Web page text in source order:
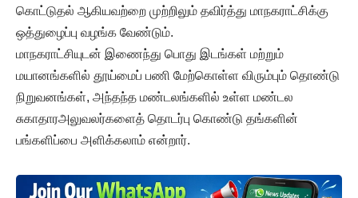
கொட்டுதல் ஆகியவற்றை முற்றிலும் தவிர்த்து மாநகராட்சிக்கு
ஒத்துழைப்பு வழங்க வேண்டும்.
மாநகராட்சியுடன் இணைந்து பொது இடங்கள் மற்றும்
மயானங்களில் தூய்மைப் பணி மேற்கொள்ள விரும்பும் தொண்டு
நிறுவனங்கள், அந்தந்த மண்டலங்களில் உள்ள மண்டல
சுகாதாரஅலுவலர்களைத் தொடர்பு கொண்டு தங்களின்
பங்களிப்பை அளிக்கலாம் என்றார்.